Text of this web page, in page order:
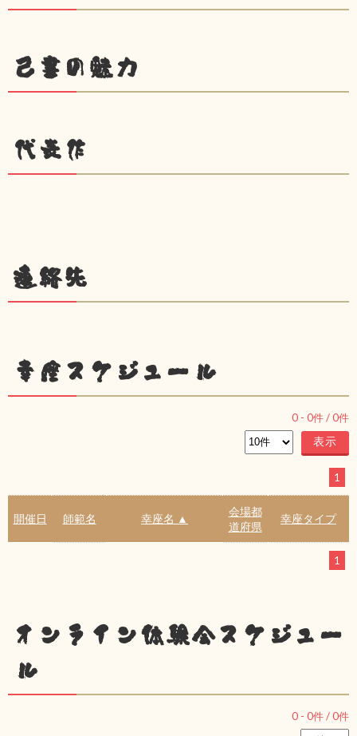
己書の魅力
代表作
連絡先
幸座スケジュール
0 - 0件 /0件
1
開催日 師範名 幸座名 ▲
会場都
道府県
幸座タイプ
1
オンライン体験会スケジュー
ル
0 - 0件 /0件